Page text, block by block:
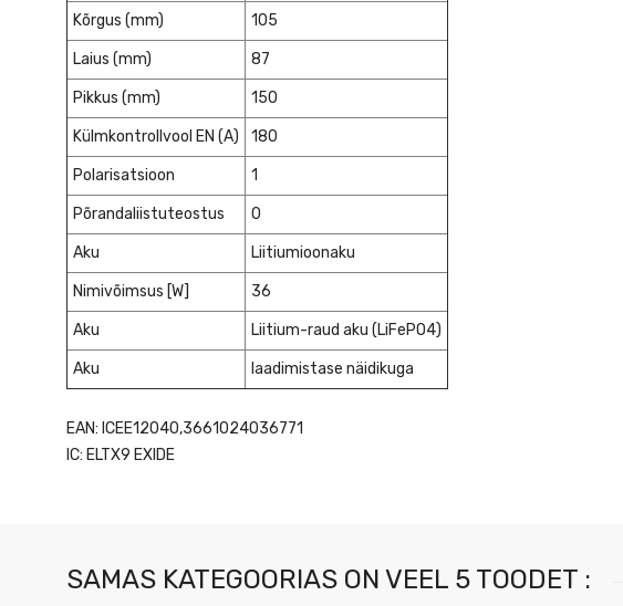
Kõrgus (mm) 105
Laius (mm) 87
Pikkus (mm) 150
Külmkontrollvool EN (A) 180
Polarisatsioon 1
Põrandaliistuteostus 0
Aku Liitiumioonaku
Nimivõimsus [W] 36
Aku Liitium-raud aku (LiFePO4)
Aku laadimistase näidikuga
EAN: ICEE12040,3661024036771
IC: ELTX9 EXIDE
SAMAS KATEGOORIAS ON VEEL 5 TOODET :